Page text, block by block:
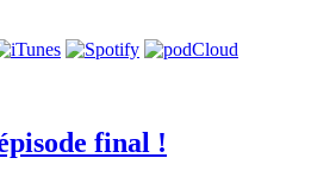
final !